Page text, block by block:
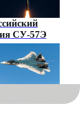
СУ-57Э